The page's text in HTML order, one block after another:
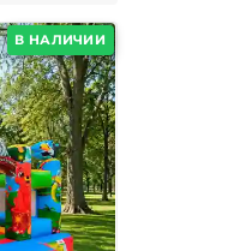
В НАЛИЧИИ